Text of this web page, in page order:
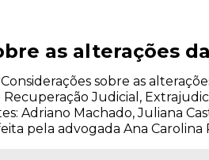
as alterações da
sobre as
Recuperação Judicial,
Adriano Machado, Juliana
pela advogada Ana Carolina